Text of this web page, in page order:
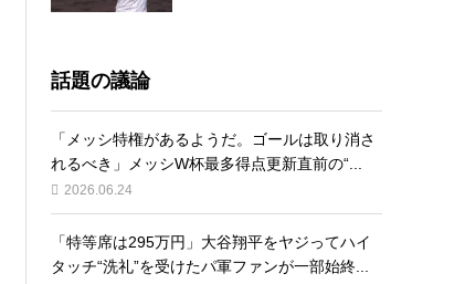
話題の議論
「メッシ特権があるようだ。ゴールは取り消さ
れるべき」メッシW杯最多得点更新直前の“...
2026.06.24
「特等席は295万円」大谷翔平をヤジってハイ
タッチ“洗礼”を受けたパ軍ファンが一部始終...